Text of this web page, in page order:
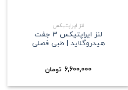
لنز ایراپتیکس
لنز ایراپتیکس 3 جفت
هیدروگلاید | طبی فصلی
6,600,000 تومان